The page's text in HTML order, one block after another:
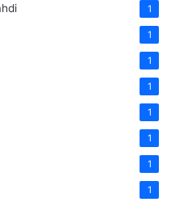
1
1
1
1
1
1
1
1